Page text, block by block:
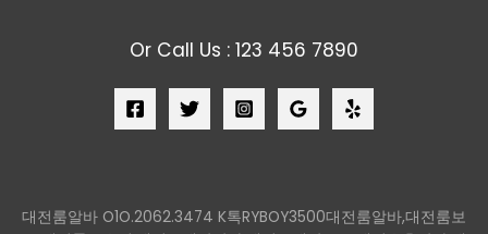
Or Call Us : 123 456 7890
대전룸알바 O1O.2062.3474 K톡RYBOY3500대전룸알바,대전룸보